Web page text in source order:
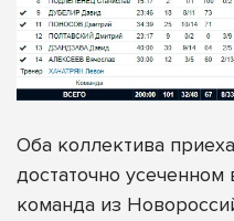
Оба коллектива
достаточно усеченном
команда из